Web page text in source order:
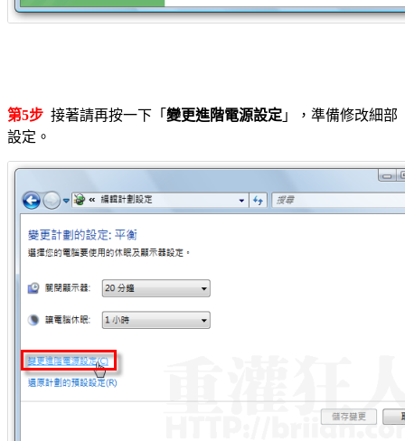
第5步 接著請再按一下「 變更進階電源設定 」，準備修改細部
設定。